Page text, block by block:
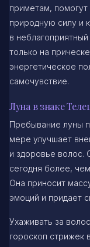
приметам,
природную силу и
в
только на
энергетическое
самочувствие.
Луна в знаке
Пребывание луны
мере улучшает
и здоровье волос.
сегодня более,
Она приносит
эмоций и придает
Ухаживать за
гороскоп стрижек